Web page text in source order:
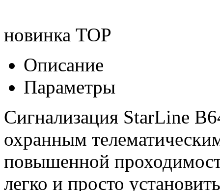
новинка TOP
Описание
Параметры
Сигнализация StarLine
охранным
повышенной
легко и просто